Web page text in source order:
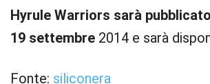
Hyrule Warriors sarà
19 settembre 2014 e sarà
Fonte: siliconera